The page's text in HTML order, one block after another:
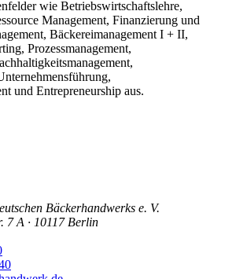
wie Betriebswirtschaftslehre,
Management, Finanzierung und
Bäckereimanagement I + II,
Prozessmanagement,
und Entrepreneurship aus.
Bäckerhandwerks e. V.
7 A · 10117 Berlin